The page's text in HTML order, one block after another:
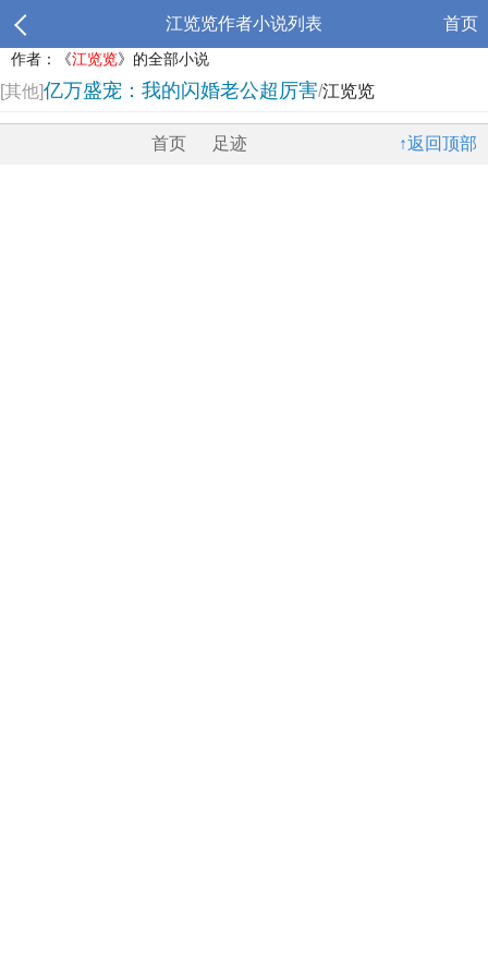
江览览作者小说列表 首页
作者：《江览览》的全部小说
[其他]亿万盛宠：我的闪婚老公超厉害/江览览
↑返回顶部
首页 足迹